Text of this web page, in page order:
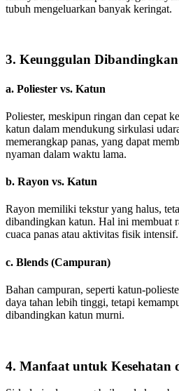
tubuh mengeluarkan banyak keringat.
3. Keunggulan
a. Poliester vs. Katun
Poliester, meskipun ringan dan cepat
katun dalam mendukung sirkulasi
memerangkap panas, yang dapat
nyaman dalam waktu lama.
b. Rayon vs. Katun
Rayon memiliki tekstur yang halus,
dibandingkan katun. Hal ini membuat
cuaca panas atau aktivitas fisik intensif.
c. Blends (Campuran)
Bahan campuran, seperti katun-
daya tahan lebih tinggi, tetapi
dibandingkan katun murni.
4. Manfaat untuk Kesehatan